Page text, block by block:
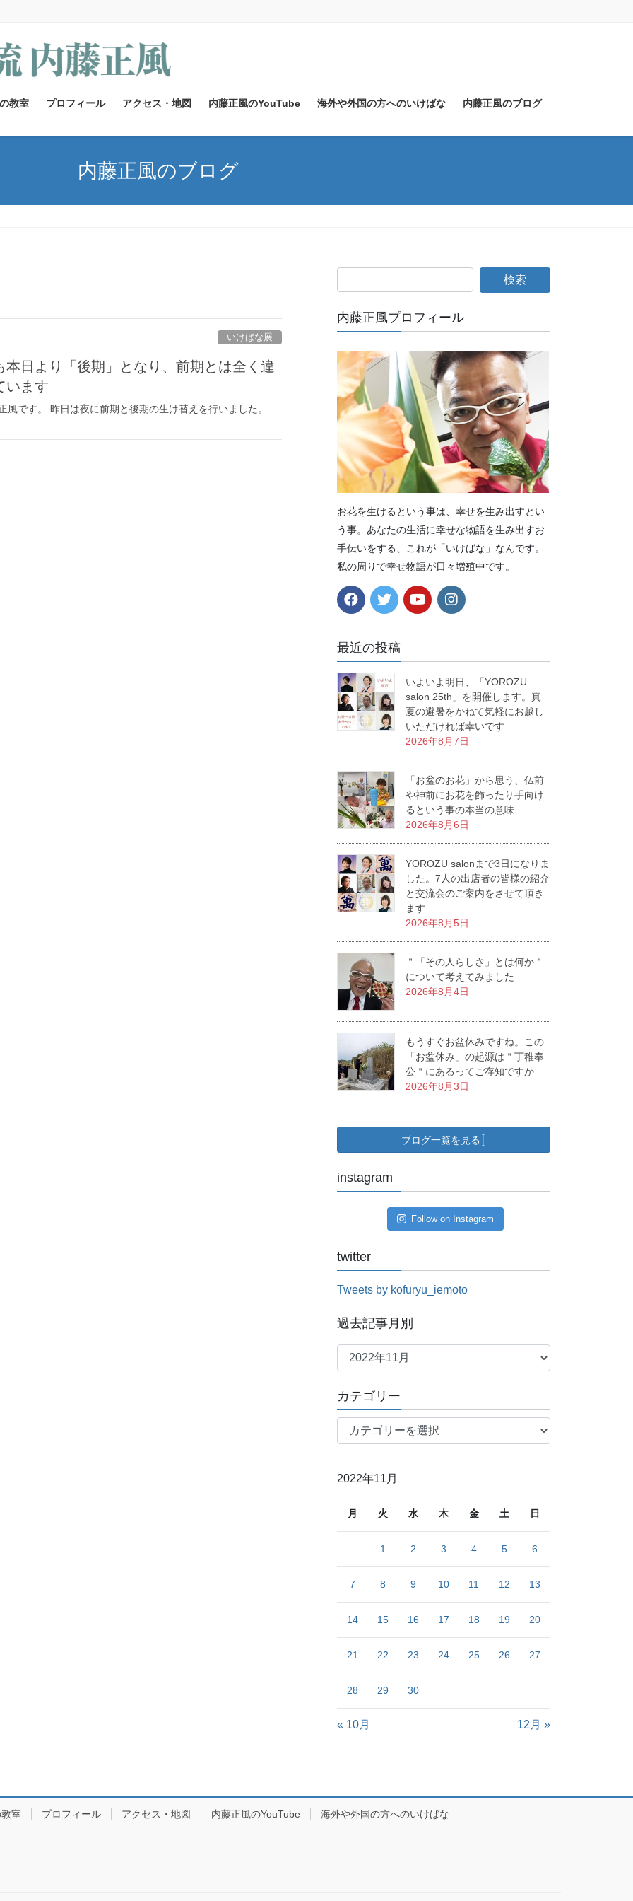
教室 プロフィール アクセス・地図 内藤正風のYouTube 海外や外国の方へのいけばな 内藤正風のブログ
内藤正風のブログ
いけばな展
本日より「後期」となり、前期とは全く違
います
風です。 昨日は夜に前期と後期の生け替えを行いました。 …
内藤正風プロフィール
お花を生けるという事は、幸せを生み出すとい
う事。あなたの生活に幸せな物語を生み出すお
手伝いをする、これが「いけばな」なんです。
私の周りで幸せ物語が日々増殖中です。
最近の投稿
いよいよ明日、「YOROZU
salon 25th」を開催します。真
夏の避暑をかねて気軽にお越し
いただければ幸いです
2026年8月7日
「お盆のお花」から思う、仏前
や神前にお花を飾ったり手向け
るという事の本当の意味
2026年8月6日
YOROZU salonまで3日になりま
した。7人の出店者の皆様の紹介
と交流会のご案内をさせて頂き
ます
2026年8月5日
＂「その人らしさ」とは何か＂
について考えてみました
2026年8月4日
もうすぐお盆休みですね。この
「お盆休み」の起源は＂丁稚奉
公＂にあるってご存知ですか
2026年8月3日
ブログ一覧を見る
instagram
Follow on Instagram
twitter
Tweets by kofuryu_iemoto
過去記事月別
過
事
月
カテゴリー
テ
リ
2022年11月
月 火 水 木 金 土 日
1 2 3 4 5 6
7 8 9 10 11 12 13
14 15 16 17 18 19 20
21 22 23 24 25 26 27
28 29 30
« 10月 12月 »
室 プロフィール アクセス・地図 内藤正風のYouTube 海外や外国の方へのいけばな